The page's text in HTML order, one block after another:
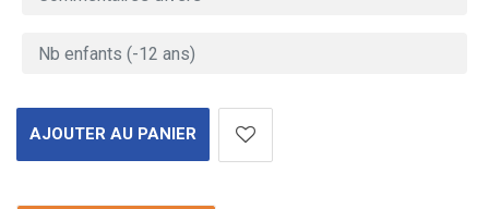
AJOUTER AU PANIER